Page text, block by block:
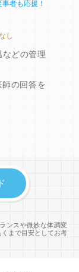
者も応援！
し
などの管理
師の回答を
ンスや微妙な体調変
まで目安としてお考